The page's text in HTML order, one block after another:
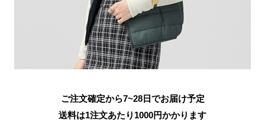
ご注文確定から7~28日でお届け予定
送料は1注文あたり 1000円かかります